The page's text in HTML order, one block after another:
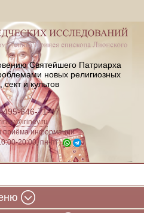
Святейшего Патриарха
новых религиозных
и культов
495-646-71-47
приёма информации
20:00, пн-пт)